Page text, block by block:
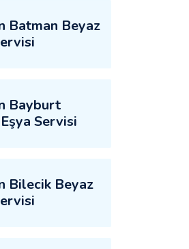
Batman Beyaz
Bayburt
Servisi
Bilecik Beyaz